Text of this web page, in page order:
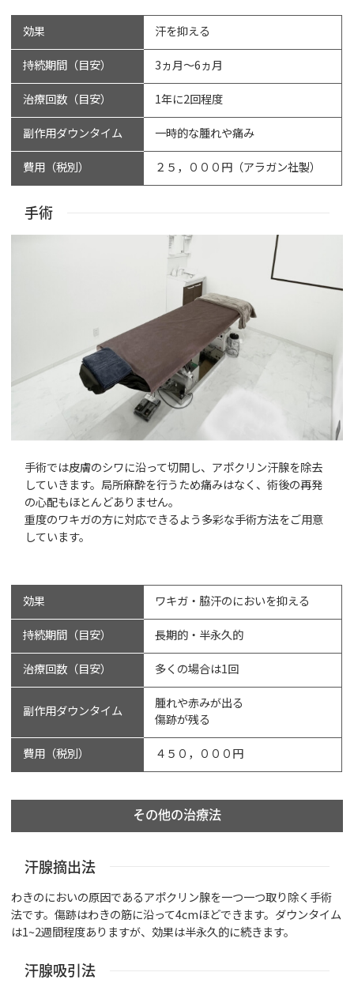
効果 汗を抑える
持続期間（目安） 3ヵ月～6ヵ月
治療回数（目安） 1年に2回程度
副作用ダウンタイム 一時的な腫れや痛み
費用（税別） ２５，０００円（アラガン社製）
手術
手術では皮膚のシワに沿って切開し、アポクリン汗腺を除去
していきます。局所麻酔を行うため痛みはなく、術後の再発
の心配もほとんどありません。
重度のワキガの方に対応できるよう多彩な手術方法をご用意
しています。
効果 ワキガ・脇汗のにおいを抑える
持続期間（目安） 長期的・半永久的
治療回数（目安） 多くの場合は1回
副作用ダウンタイム
腫れや赤みが出る
傷跡が残る
費用（税別） ４５０，０００円
その他の治療法
汗腺摘出法
わきのにおいの原因であるアポクリン腺を一つ一つ取り除く手術
法です。傷跡はわきの筋に沿って4cmほどできます。ダウンタイム
は1~2週間程度ありますが、効果は半永久的に続きます。
汗腺吸引法